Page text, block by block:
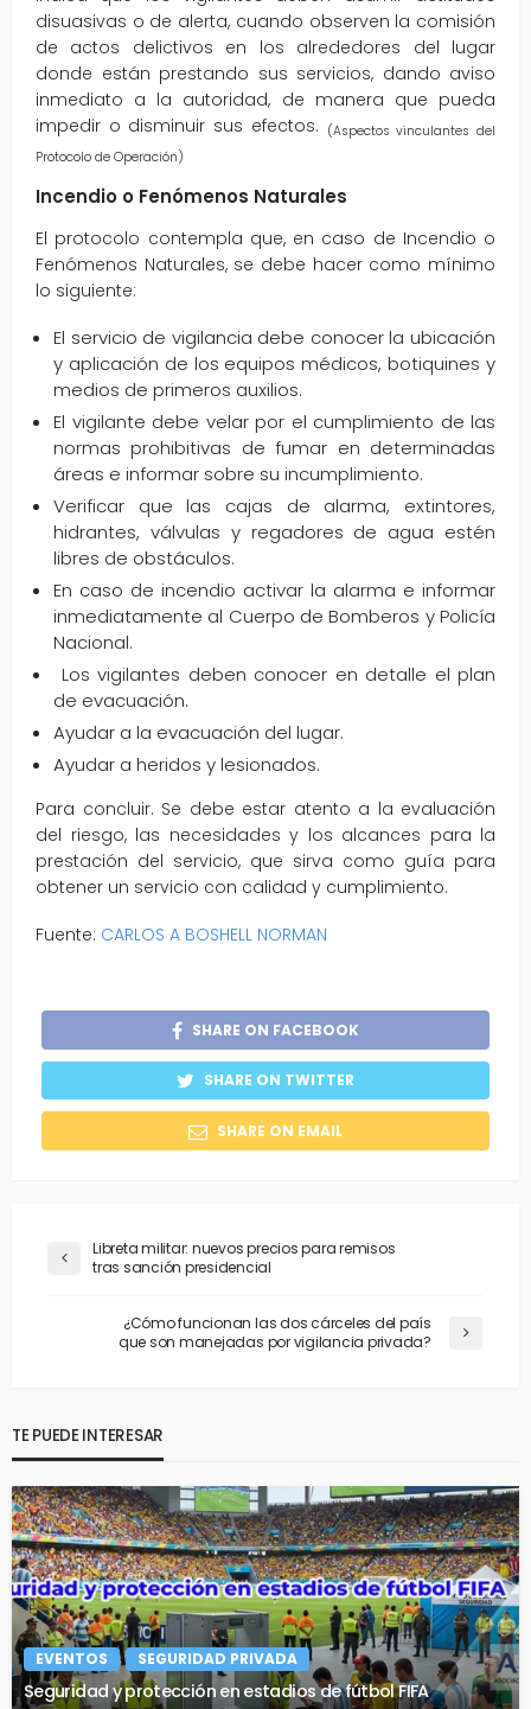
disuasivas o de alerta, cuando observen la comisión
de actos delictivos en los alrededores del lugar
donde están prestando sus servicios, dando aviso
inmediato a la autoridad, de manera que pueda
impedir o disminuir sus efectos. (Aspectos vinculantes del
Protocolo de Operación)
Incendio o Fenómenos Naturales
El protocolo contempla que, en caso de Incendio o
Fenómenos Naturales, se debe hacer como mínimo
lo siguiente:
El servicio de vigilancia debe conocer la ubicación
y aplicación de los equipos médicos, botiquines y
medios de primeros auxilios.
El vigilante debe velar por el cumplimiento de las
normas prohibitivas de fumar en determinadas
áreas e informar sobre su incumplimiento.
Verificar que las cajas de alarma, extintores,
hidrantes, válvulas y regadores de agua estén
libres de obstáculos.
En caso de incendio activar la alarma e informar
inmediatamente al Cuerpo de Bomberos y Policía
Nacional.
Los vigilantes deben conocer en detalle el plan
de evacuación.
Ayudar a la evacuación del lugar.
Ayudar a heridos y lesionados.
Para concluir. Se debe estar atento a la evaluación
del riesgo, las necesidades y los alcances para la
prestación del servicio, que sirva como guía para
obtener un servicio con calidad y cumplimiento.
Fuente: CARLOS A BOSHELL NORMAN
SHARE ON FACEBOOK
SHARE ON TWITTER
SHARE ON EMAIL
Libreta militar: nuevos precios para remisos
tras sanción presidencial
¿Cómo funcionan las dos cárceles del país
que son manejadas por vigilancia privada?
TE PUEDE INTERESAR
EVENTOS SEGURIDAD PRIVADA
Seguridad y protección en estadios de fútbol FIFA